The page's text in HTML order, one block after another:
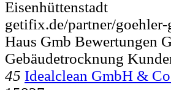
Eisenhüttenstadt
getifix.de/partner/
Haus Gmb Bewertungen
Gebäudetrocknung
45 Idealclean GmbH &